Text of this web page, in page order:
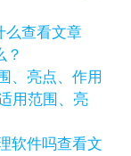
查看文章
？
用范围、亮
查看文